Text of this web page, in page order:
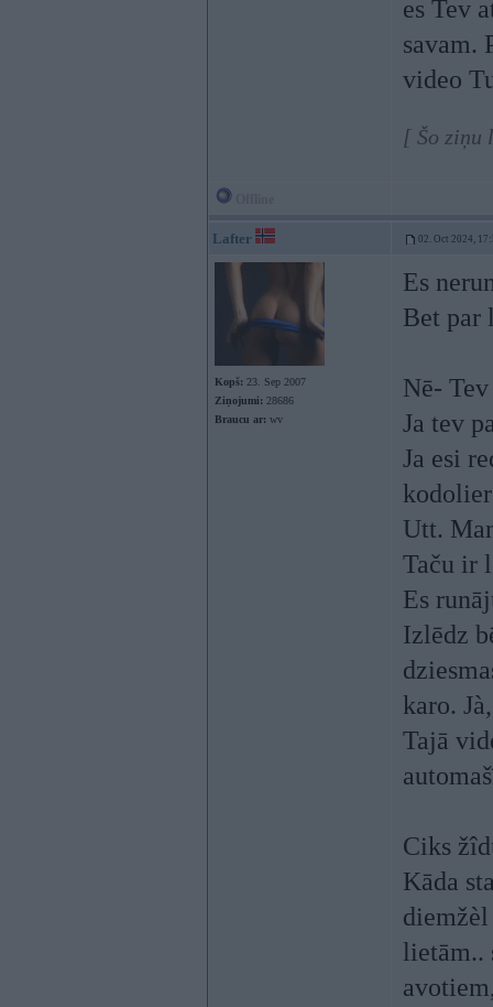
es Tev
savam.
video
[ Šo ziņu
Lafter 02. Oct 2024,
Kopš: 23. Sep 2007
Ziņojumi: 28686
Braucu ar: wv
Es
Bet par
Nē-
Ja tev
Ja esi
Utt.
Taču ir
Es
Izlēdz
karo.
Tajā
Ciks
Kāda
lietām..